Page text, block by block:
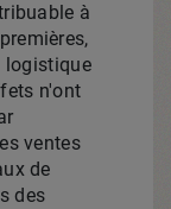
à
logistique
n'ont
ventes
de
des